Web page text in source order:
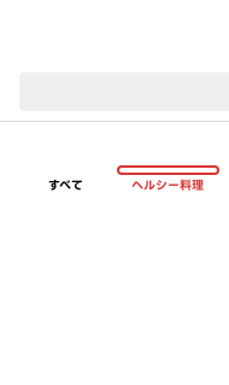
すべて ヘルシー料理